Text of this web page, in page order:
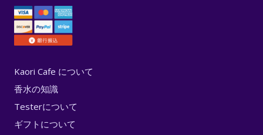
Kaori Cafe について
香水の知識
Testerについて
ギフトについて